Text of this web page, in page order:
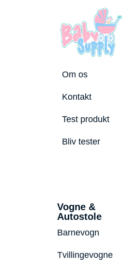
Om os
Kontakt
Test produkt
Bliv tester
Bedste tremmeseng
2026
Vogne &
Autostole
Barnevogn
Tvillingevogne